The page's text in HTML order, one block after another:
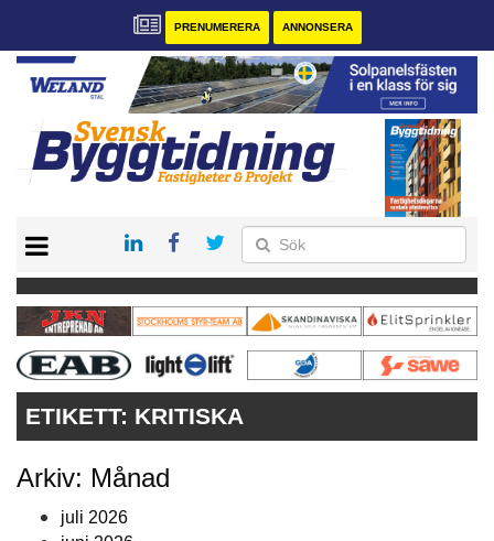
PRENUMERERA ANNONSERA
PRENUMERERA
VÅRA ANDRA MAGASIN
ANNONSERA
KONTAKT
ETIKETT: KRITISKA
Arkiv: Månad
juli 2026